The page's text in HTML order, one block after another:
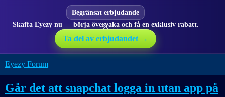
Begränsat erbjudande
Skaffa Eyezy nu — börja övervaka och få en exklusiv rabatt.
Ta del av erbjudandet →
✕
Eyezy Forum
Går det att snapchat logga in utan app på